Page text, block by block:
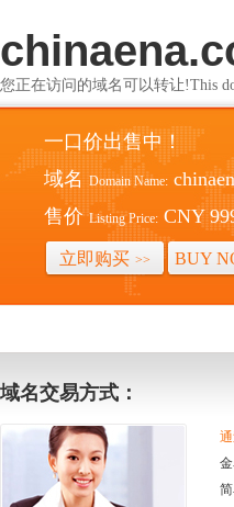
您正在访问的域名可以转让!This
一口价出售中！
域名 Domain Name:
售价 Listing Price: CNY
立即购买 >> BUY
域名交易方式：